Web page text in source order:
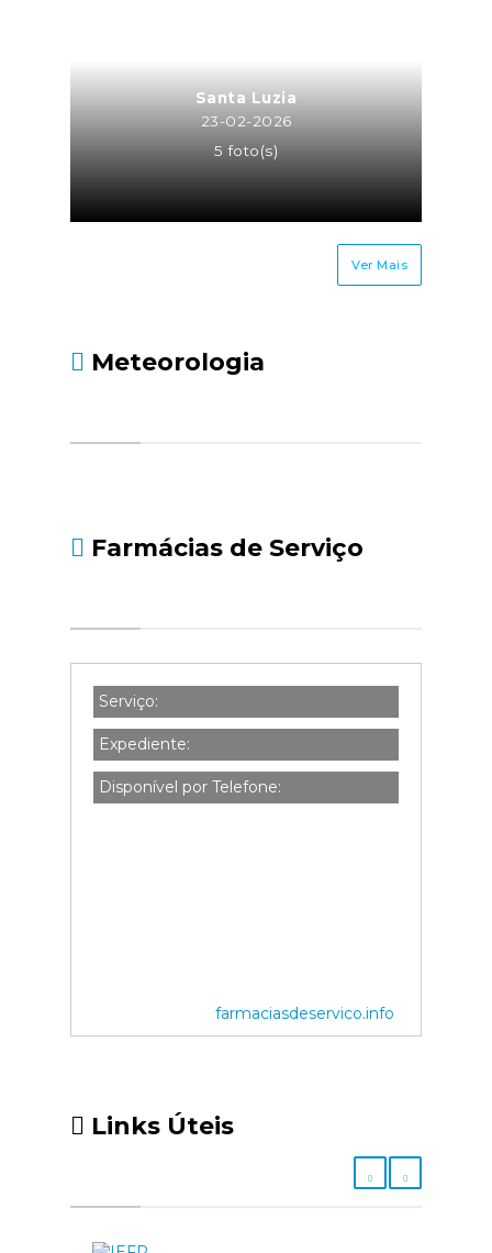
Santa Luzia
23-02-2026
5 foto(s)
Ver Mais
Meteorologia
Farmácias de Serviço
Serviço:
Expediente:
Disponível por Telefone:
farmaciasdeservico.info
Links Úteis